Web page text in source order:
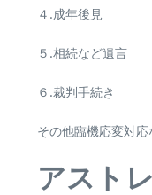
４.成年後見
５.相続など遺言
６.裁判手続き
その他臨機応変対
アスト